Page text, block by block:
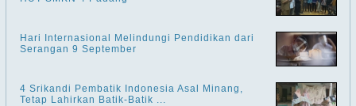
Hari Internasional Melindungi Pendidikan dari
Serangan 9 September
4 Srikandi Pembatik Indonesia Asal Minang,
Tetap Lahirkan Batik-Batik ...